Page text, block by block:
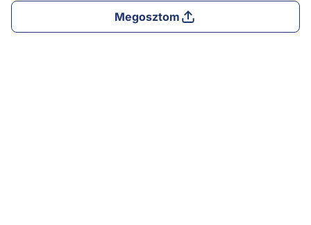
Megosztom